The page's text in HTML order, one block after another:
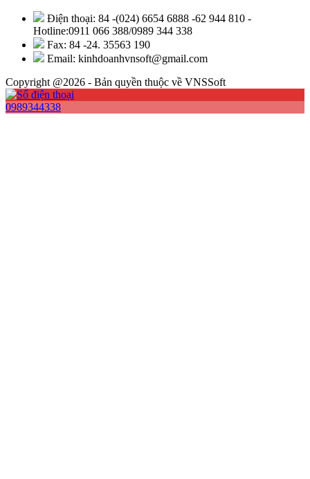
Điện thoại: 84 -(024) 6654 6888 -62 944 810 -
Hotline:0911 066 388/0989 344 338
Fax: 84 -24. 35563 190
Email: kinhdoanhvnsoft@gmail.com
Copyright @2026 - Bản quyền thuộc về VNSSoft
0989344338